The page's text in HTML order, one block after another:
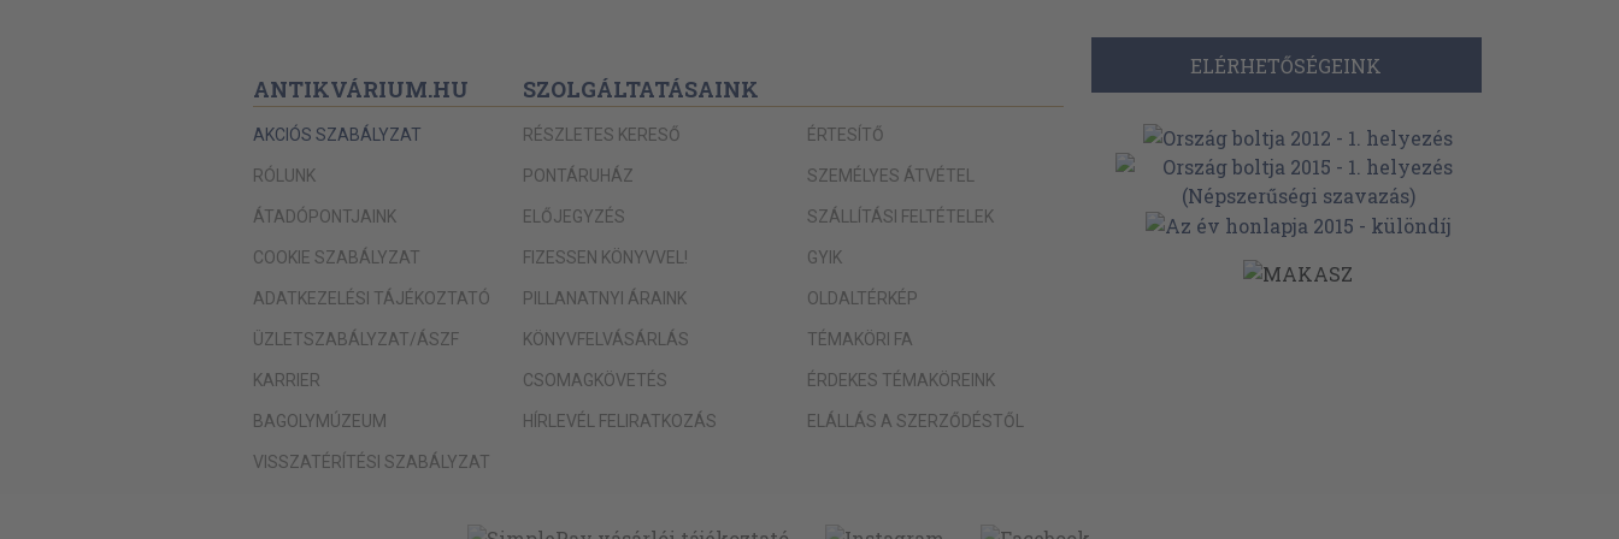
ANTIKVÁRIUM.HU
AKCIÓS SZABÁLYZAT
RÓLUNK
ÁTADÓPONTJAINK
COOKIE SZABÁLYZAT
ADATKEZELÉSI TÁJÉKOZTATÓ
ÜZLETSZABÁLYZAT/ÁSZF
KARRIER
BAGOLYMÚZEUM
VISSZATÉRÍTÉSI SZABÁLYZAT
SZOLGÁLTATÁSAINK
RÉSZLETES KERESŐ
PONTÁRUHÁZ
ELŐJEGYZÉS
FIZESSEN KÖNYVVEL!
PILLANATNYI ÁRAINK
KÖNYVFELVÁSÁRLÁS
CSOMAGKÖVETÉS
HÍRLEVÉL FELIRATKOZÁS
ÉRTESÍTŐ
SZEMÉLYES ÁTVÉTEL
SZÁLLÍTÁSI FELTÉTELEK
GYIK
OLDALTÉRKÉP
TÉMAKÖRI FA
ÉRDEKES TÉMAKÖREINK
ELÁLLÁS A SZERZŐDÉSTŐL
ELÉRHETŐSÉGEINK